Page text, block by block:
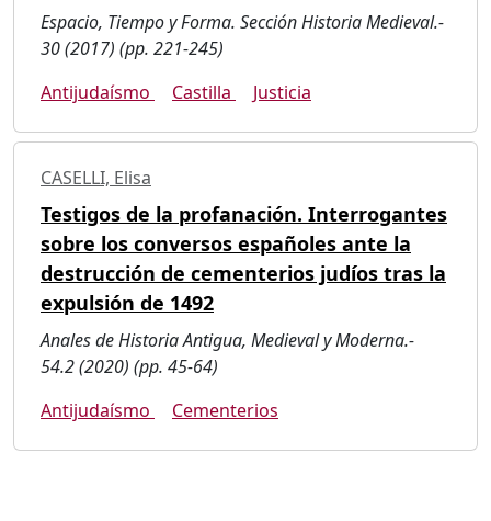
Espacio, Tiempo y Forma. Sección Historia Medieval.-
30 (2017) (pp. 221-245)
Antijudaísmo
Castilla Justicia
CASELLI, Elisa
Testigos de la profanación. Interrogantes
sobre los conversos españoles ante la
destrucción de cementerios judíos tras la
expulsión de 1492
Anales de Historia Antigua, Medieval y Moderna.-
54.2 (2020) (pp. 45-64)
Antijudaísmo
Cementerios